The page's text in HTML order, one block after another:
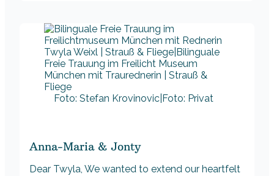
Foto: Stefan Krovinovic|Foto: Privat
Anna-Maria & Jonty
Dear Twyla, We wanted to extend our heartfelt